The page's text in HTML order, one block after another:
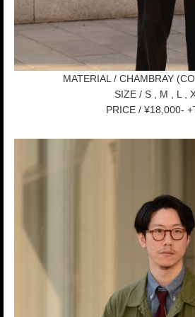
MATERIAL / CHAMBRAY
SIZE / S , M , L ,
PRICE / ¥18,000-